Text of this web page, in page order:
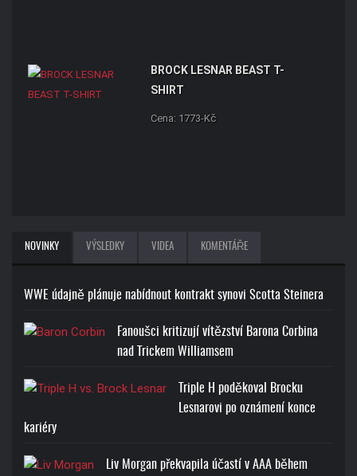
BROCK LESNAR BEAST T-
SHIRT
Cena: 1773-Kč
NOVINKY VÝSLEDKY VIDEA KOMENTÁŘE
WWE údajně plánuje nabídnout kontrakt synovi Scotta Steinera
Fanoušci kritizují vítězství Barona Corbina
nad Trickem Williamsem
Triple H poděkoval Brocku
Lesnarovi po oznámení konce
kariéry
Liv Morgan překvapila účastí v AAA během